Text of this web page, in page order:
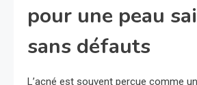
pour une peau
sans défauts
L’acné est souvent perçue comme